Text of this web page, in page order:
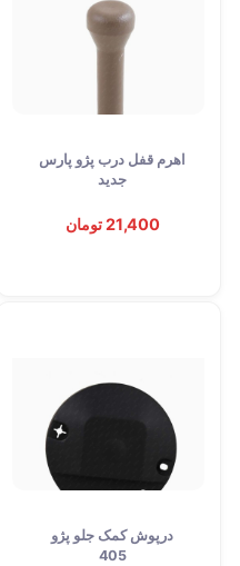
اهرم قفل درب پژو پارس
جدید
21,400 تومان
درپوش کمک جلو پژو
405